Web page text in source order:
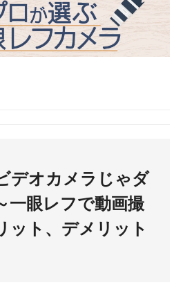
デオカメラじゃダ
一眼レフで動画撮
ット、デメリット